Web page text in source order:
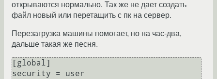
открываются нормально. Так же не дает создать
файл новый или перетащить с пк на сервер.
Перезагрузка машины помогает, но на час-два,
дальше такая же песня.
[global]
security = user